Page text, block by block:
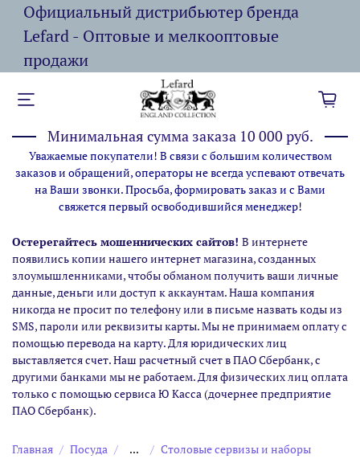
Официальный дистрибьютер бренда
Lefard - Оптовые и мелкооптовые
продажи
Минимальная сумма заказа 10 000 руб.
Уважаемые покупатели! В связи с большим количеством
заказов и обращений, операторы не всегда успевают отвечать
на Ваши звонки. Просьба, формировать заказ и с Вами
свяжется первый освободившийся менеджер!
Остерегайтесь мошеннических сайтов! В интернете
появились копии нашего интернет магазина,созданных
злоумышленниками, чтобы обманом получить ваши личные
данные, деньги или доступ к аккаунтам. Наша компания
никогда не просит по телефону или в письме назвать коды из
SMS, пароли или реквизиты карты. Мы не принимаем оплату с
помощью перевода на карту. Для юридических лиц
выставляется счет. Наш расчетный счет в ПАО Сбербанк, с
другими банками мы не работаем. Для физических лиц оплата
только с помощью сервиса Ю Касса (дочернее предприятие
ПАО Сбербанк).
Главная Посуда ... Столовые сервизы и наборы